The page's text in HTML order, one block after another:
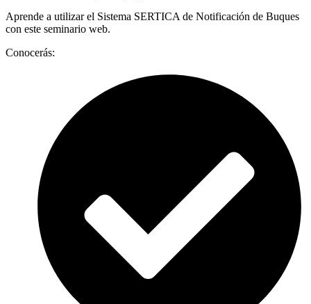
Aprende a utilizar el Sistema SERTICA de Notificación de Buques
con este seminario web.
Conocerás: